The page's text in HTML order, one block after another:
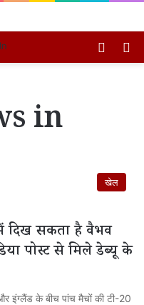
in
खेल
दिख सकता है वैभव
पोस्ट से मिले डेब्यू के
इंग्लैंड के बीच पांच मैचों की टी-20